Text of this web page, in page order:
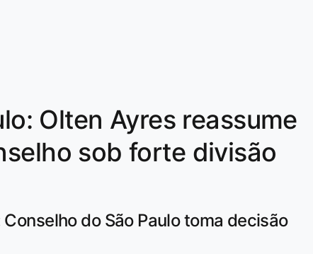
Olten Ayres reassume
sob forte divisão
do São Paulo toma decisão